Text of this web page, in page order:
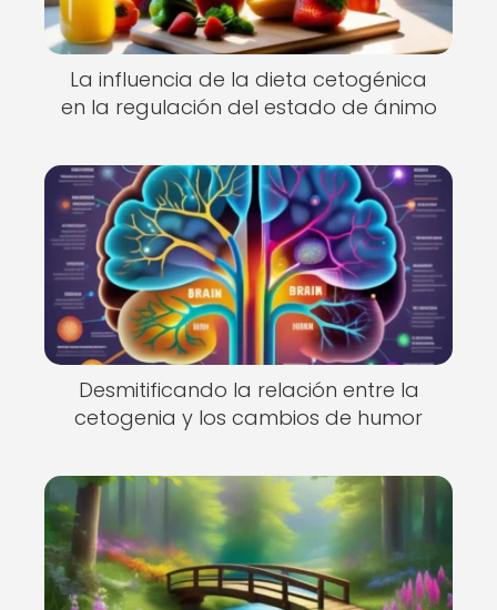
La influencia de la dieta cetogénica
en la regulación del estado de ánimo
Desmitificando la relación entre la
cetogenia y los cambios de humor